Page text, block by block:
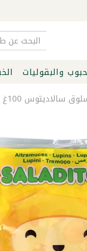
والبقوليات
سالاديتوس 100غ